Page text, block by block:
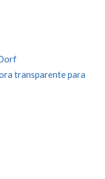
transparente para